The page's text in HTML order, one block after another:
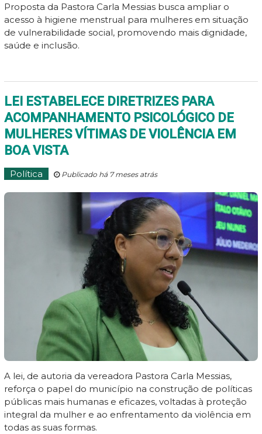
Proposta da Pastora Carla Messias busca ampliar o
acesso à higiene menstrual para mulheres em situação
de vulnerabilidade social, promovendo mais dignidade,
saúde e inclusão.
LEI ESTABELECE DIRETRIZES PARA
ACOMPANHAMENTO PSICOLÓGICO DE
MULHERES VÍTIMAS DE VIOLÊNCIA EM
BOA VISTA
Política Publicado há 7 meses atrás
A lei, de autoria da vereadora Pastora Carla Messias,
reforça o papel do município na construção de políticas
públicas mais humanas e eficazes, voltadas à proteção
integral da mulher e ao enfrentamento da violência em
todas as suas formas.